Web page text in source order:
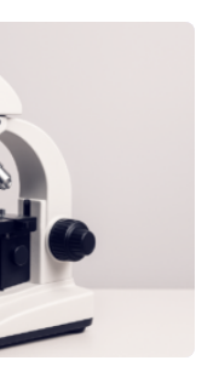
die
der
sie auch in
den Hentschel-
Jahren. Geehrt
oder eine
zum Thema